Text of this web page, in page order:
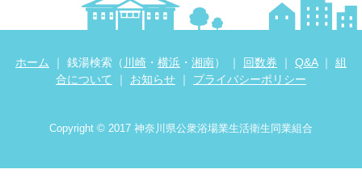
ホーム ｜ 銭湯検索（ 川崎 ・ 横浜 ・ 湘南） ｜ 回数券 ｜ Q&A｜ 組
合について
｜ お知らせ ｜ プライバシーポリシー
Copyright © 2017 神奈川県公衆浴場業生活衛生同業組合